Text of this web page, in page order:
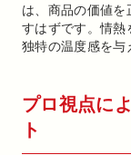
は、商品の価値
すはずです。情熱
独特の温度感を与
プロ視点に
ト